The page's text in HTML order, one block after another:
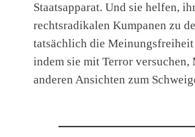
Staatsapparat. Und sie helfen,
rechtsradikalen Kumpanen zu
tatsächlich die Meinungsfreiheit
indem sie mit Terror versuchen,
anderen Ansichten zum